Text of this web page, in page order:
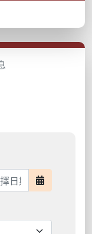
結束 日期範圍